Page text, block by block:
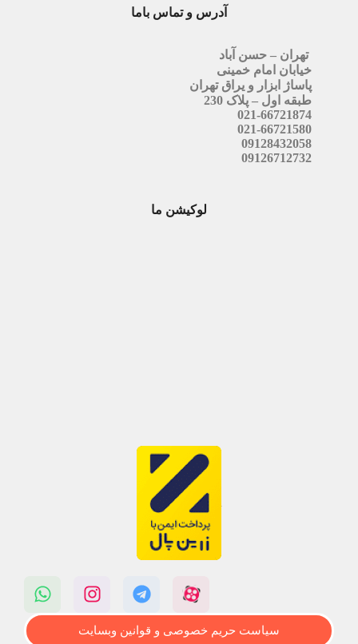
آدرس و تماس باما
تهران – حسن آباد
خیابان امام خمینی
پاساژ ابزار و یراق تهران
طبقه اول – پلاک 230
021-66721874
021-66721580
09128432058
09126712732
لوکیشن ما
سیاست حریم خصوصی و قوانین وبسایت